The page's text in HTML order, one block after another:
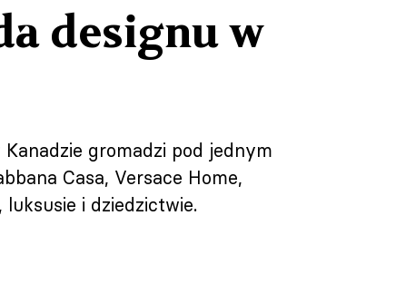
designu w
gromadzi pod jednym
Casa, Versace Home,
i dziedzictwie.